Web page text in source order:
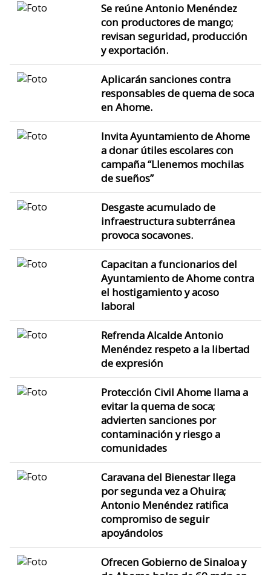
Se reúne Antonio Menéndez
con productores de mango;
revisan seguridad, producción
y exportación.
Aplicarán sanciones contra
responsables de quema de soca
en Ahome.
Invita Ayuntamiento de Ahome
a donar útiles escolares con
campaña “Llenemos mochilas
de sueños”
Desgaste acumulado de
infraestructura subterránea
provoca socavones.
Capacitan a funcionarios del
Ayuntamiento de Ahome contra
el hostigamiento y acoso
laboral
Refrenda Alcalde Antonio
Menéndez respeto a la libertad
de expresión
Protección Civil Ahome llama a
evitar la quema de soca;
advierten sanciones por
contaminación y riesgo a
comunidades
Caravana del Bienestar llega
por segunda vez a Ohuira;
Antonio Menéndez ratifica
compromiso de seguir
apoyándolos
Ofrecen Gobierno de Sinaloa y